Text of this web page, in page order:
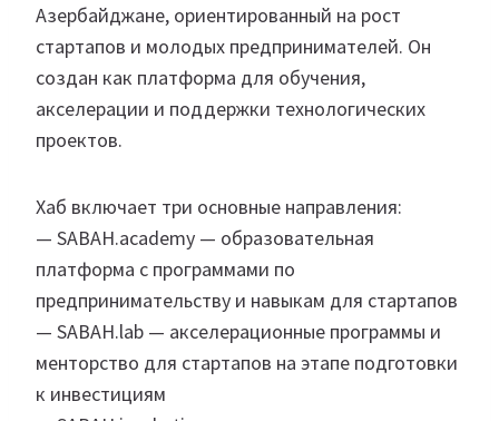
Азербайджане, ориентированный на рост
стартапов и молодых предпринимателей. Он
создан как платформа для обучения,
акселерации и поддержки технологических
проектов.
Хаб включает три основные направления:
— SABAH.academy — образовательная
платформа с программами по
предпринимательству и навыкам для стартапов
— SABAH.lab — акселерационные программы и
менторство для стартапов на этапе подготовки
к инвестициям